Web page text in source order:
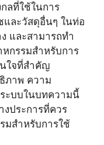
ลที่ใช้ในการ
และวัสดุอื่นๆ ในท่อ
และสามารถทำ
หกรรมสำหรับการ
ใจที่สำคัญ
ภาพ ความ
ะบบในบทความนี้
งประการที่ควร
มสำหรับการใช้